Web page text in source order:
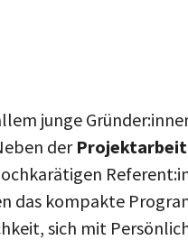
junge
der
das kompakte
sich mit